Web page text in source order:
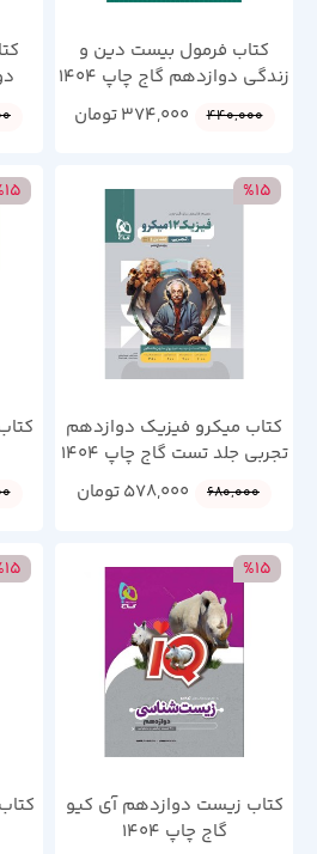
کتاب فرمول بیست دین و
زندگی دوازدهم گاج چاپ 1404
440,000
374,000تومان
کتاب میکرو فیزیک دوازدهم
تجربی جلد تست گاج چاپ 1404
%15
680,000
578,000تومان
کتاب زیست دوازدهم آی کیو
گاج چاپ 1404
%15